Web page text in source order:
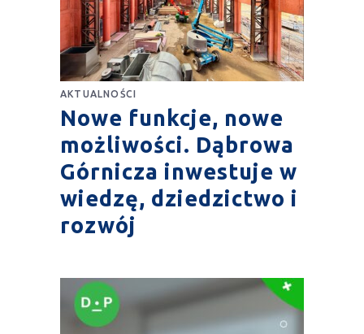
AKTUALNOŚCI
Nowe funkcje, nowe
możliwości. Dąbrowa
Górnicza inwestuje w
wiedzę, dziedzictwo i
rozwój